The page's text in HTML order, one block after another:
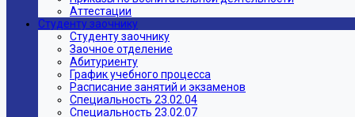
Аттестации
Студенту заочнику
Студенту заочнику
Заочное отделение
Абитуриенту
График учебного процесса
Расписание занятий и экзаменов
Специальность 23.02.04
Специальность 23.02.07